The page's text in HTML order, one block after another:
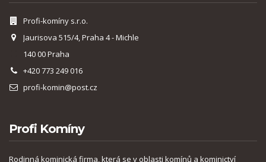
Profi-komíny s.r.o.
Jaurisova 515/4, Praha 4 - Michle
140 00 Praha
+420 773 249 016
profi-komin@post.cz
Profi Komíny
Rodinná kominická firma, která se v oblasti komínů a kominictví